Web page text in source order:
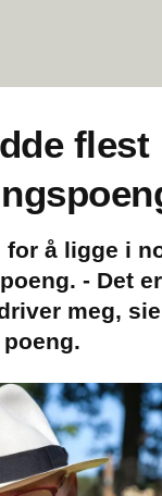
flest
for å ligge i
- Det
meg,